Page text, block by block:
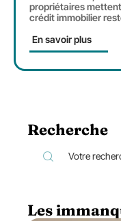
propriétaires
crédit immobilier
En savoir plus
Recherche
Les